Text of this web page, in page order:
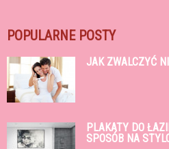
POPULARNE POSTY
JAK ZWALCZYĆ
PLAKATY DO
SPOSÓB NA